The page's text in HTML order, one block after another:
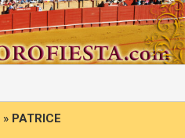
» PATRICE